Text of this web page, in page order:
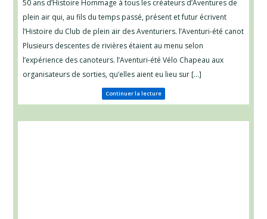
50 ans d’Histoire Hommage à tous les créateurs d’Aventures de
plein air qui, au fils du temps passé, présent et futur écrivent
l’Histoire du Club de plein air des Aventuriers. l’Aventuri-été canot
Plusieurs descentes de rivières étaient au menu selon
l’expérience des canoteurs. l’Aventuri-été Vélo Chapeau aux
organisateurs de sorties, qu’elles aient eu lieu sur […]
Continuer la lecture